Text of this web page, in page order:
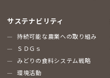
サステナビリティ
持続可能な農業への取り組み
ＳＤＧｓ
みどりの食料システム戦略
環境活動